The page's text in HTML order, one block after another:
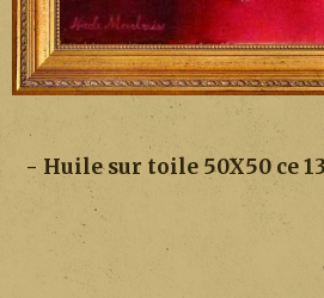
- Huile sur toile 50X50 ce